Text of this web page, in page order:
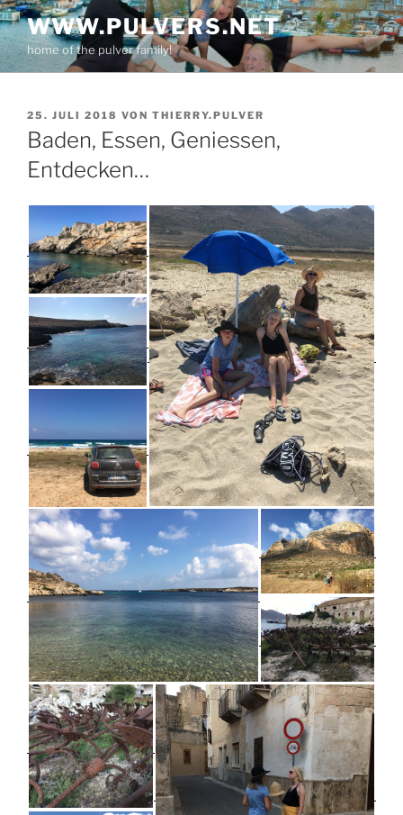
Zum
Inhalt
springen
WWW.PULVERS.NET
home of the pulver family!
VERÖFFENTLICHT
AM
25. JULI 2018 VON THIERRY.PULVER
Baden, Essen, Geniessen,
Entdecken…